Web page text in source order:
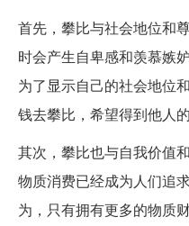
首先，攀比与社会地位和
时会产生自卑感和羡慕嫉
为了显示自己的社会地位
钱去攀比，希望得到他人
其次，攀比也与自我价值
物质消费已经成为人们追
为，只有拥有更多的物质